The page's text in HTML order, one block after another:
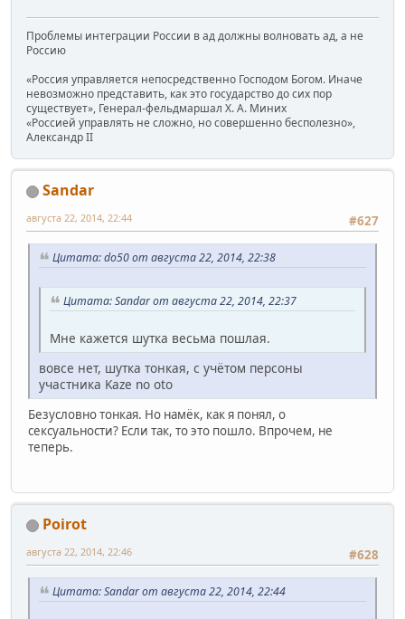
Проблемы интеграции России в ад должны волновать ад, а не
Россию
«Россия управляется непосредственно Господом Богом. Иначе
невозможно представить, как это государство до сих пор
существует», Генерал-фельдмаршал Х. А. Миних
«Россией управлять не сложно, но совершенно бесполезно»,
Александр II
Sandar
#627
августа 22, 2014, 22:44
Цитата: do50 от августа 22, 2014, 22:38
Цитата: Sandar от августа 22, 2014, 22:37
Мне кажется шутка весьма пошлая.
вовсе нет, шутка тонкая, с учётом персоны
участника Kaze no oto
Безусловно тонкая. Но намёк, как я понял, о
сексуальности? Если так, то это пошло. Впрочем, не
теперь.
Poirot
#628
августа 22, 2014, 22:46
Цитата: Sandar от августа 22, 2014, 22:44